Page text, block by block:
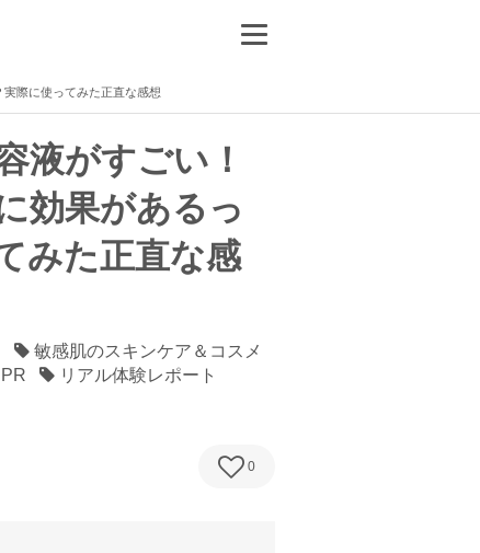
際に使ってみた正直な感想
液がすごい！
効果があるっ
みた正直な感
敏感肌のスキンケア＆コスメ
PR
リアル体験レポート
0